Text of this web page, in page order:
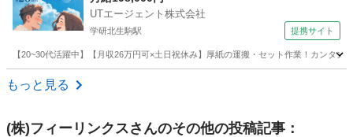
UTエージェント株式会社
学研北生駒駅 提携サイト
【20~30代活躍中】【月収26万円可×土日祝休み】厚紙の運搬・セット作業！カンタ
奈良 生駒市
もっと見る
(株)フィーリンクスさんのその他の投稿記事：